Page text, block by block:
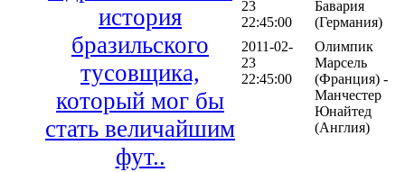
история
бразильского
тусовщика,
который мог бы
стать величайшим
фут..
23
22:45:00
Бавария
(Германия)
2011-02-
23
22:45:00
Олимпик
Марсель
(Франция) -
Манчестер
Юнайтед
(Англия)